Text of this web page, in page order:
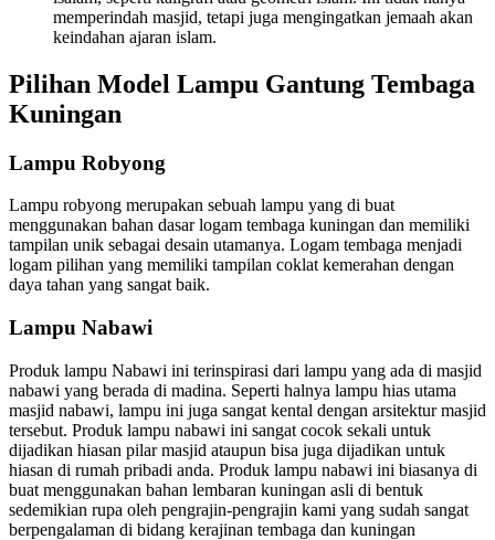
memperindah masjid, tetapi juga mengingatkan jemaah akan
keindahan ajaran islam.
Pilihan Model Lampu Gantung Tembaga
Kuningan
Lampu Robyong
Lampu robyong merupakan sebuah lampu yang di buat
menggunakan bahan dasar logam tembaga kuningan dan memiliki
tampilan unik sebagai desain utamanya. Logam tembaga menjadi
logam pilihan yang memiliki tampilan coklat kemerahan dengan
daya tahan yang sangat baik.
Lampu Nabawi
Produk lampu Nabawi ini terinspirasi dari lampu yang ada di masjid
nabawi yang berada di madina. Seperti halnya lampu hias utama
masjid nabawi, lampu ini juga sangat kental dengan arsitektur masjid
tersebut. Produk lampu nabawi ini sangat cocok sekali untuk
dijadikan hiasan pilar masjid ataupun bisa juga dijadikan untuk
hiasan di rumah pribadi anda. Produk lampu nabawi ini biasanya di
buat menggunakan bahan lembaran kuningan asli di bentuk
sedemikian rupa oleh pengrajin-pengrajin kami yang sudah sangat
berpengalaman di bidang kerajinan tembaga dan kuningan